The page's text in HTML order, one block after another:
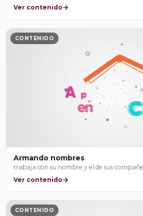
Ver contenido
CONTENIDO
Armando nombres
trabaja con su nombre y el de sus
Ver contenido
CONTENIDO